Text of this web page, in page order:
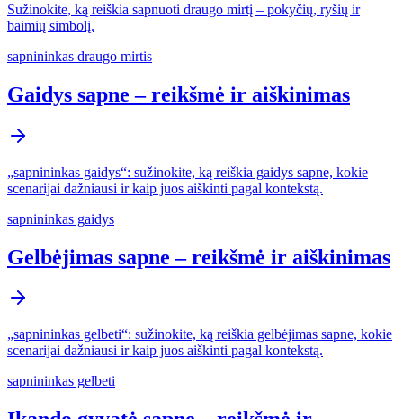
Sužinokite, ką reiškia sapnuoti draugo mirtį – pokyčių, ryšių ir
baimių simbolį.
sapnininkas draugo mirtis
Gaidys sapne – reikšmė ir aiškinimas
„sapnininkas gaidys“: sužinokite, ką reiškia gaidys sapne, kokie
scenarijai dažniausi ir kaip juos aiškinti pagal kontekstą.
sapnininkas gaidys
Gelbėjimas sapne – reikšmė ir aiškinimas
„sapnininkas gelbeti“: sužinokite, ką reiškia gelbėjimas sapne, kokie
scenarijai dažniausi ir kaip juos aiškinti pagal kontekstą.
sapnininkas gelbeti